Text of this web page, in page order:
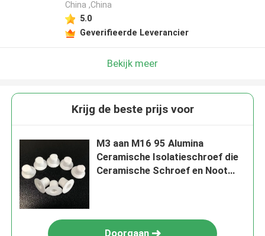
China ,China
5.0
Geverifieerde Leverancier
Bekijk meer
Krijg de beste prijs voor
M3 aan M16 95 Alumina
Ceramische Isolatieschroef die
Ceramische Schroef en Noot
Doorgaan